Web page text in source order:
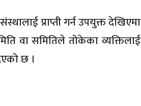
प्राप्ती गर्न उपयुक्त देखिएमा
वा समितिले तोकेका व्यक्तिलाई
छ ।